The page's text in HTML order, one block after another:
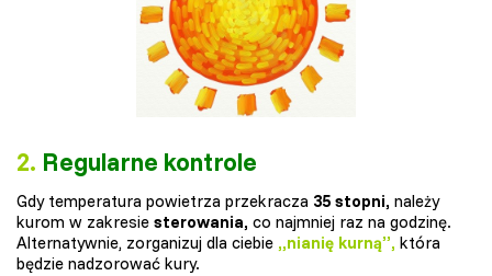
2. Regularne kontrole
Gdy temperatura powietrza przekracza 35 stopni, należy
kurom w zakresie sterowania, co najmniej raz na godzinę.
Alternatywnie, zorganizuj dla ciebie „nianię kurną”, która
będzie nadzorować kury.